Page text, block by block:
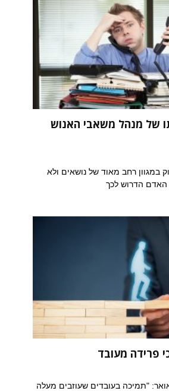
של מנהל משאבי האנוש
רחב מאוד של נושאים ולא
האדם הדרוש לכך
פרידה מעובד
"תמיכה בעובדים שעוזבים מעלה